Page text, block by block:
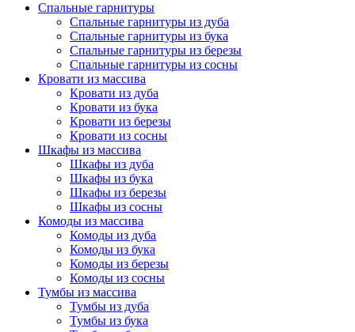
Спальные гарнитуры
Спальные гарнитуры из дуба
Спальные гарнитуры из бука
Спальные гарнитуры из березы
Спальные гарнитуры из сосны
Кровати из массива
Кровати из дуба
Кровати из бука
Кровати из березы
Кровати из сосны
Шкафы из массива
Шкафы из дуба
Шкафы из бука
Шкафы из березы
Шкафы из сосны
Комоды из массива
Комоды из дуба
Комоды из бука
Комоды из березы
Комоды из сосны
Тумбы из массива
Тумбы из дуба
Тумбы из бука